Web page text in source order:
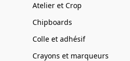
Atelier et Crop
Chipboards
Colle et adhésif
Crayons et marqueurs